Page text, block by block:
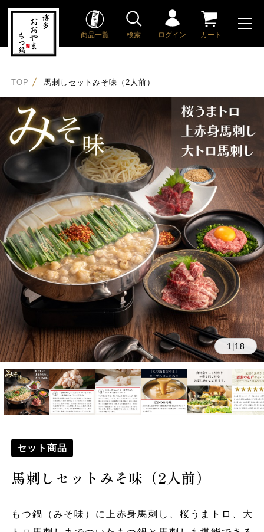
商品一覧 検索 ログイン カート
TOP 馬刺しセットみそ味（2人前）
1 |18
セット商品
馬刺しセットみそ味（2人前）
もつ鍋（みそ味）に上赤身馬刺し、桜うまトロ、大